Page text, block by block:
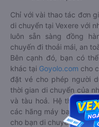
Chỉ với vài thao tác đơn
di chuyển tại Vexere với
luôn sẵn sàng đồng
chuyến đi thoải mái, an
Bên cạnh đó, bạn có
khác tại Goyolo.com cho
đặt vé cho phép người
thời gian di chuyển của
và tàu hoả. Hệ thống
các hãng máy bay, xe
cho bạn di chuyển.